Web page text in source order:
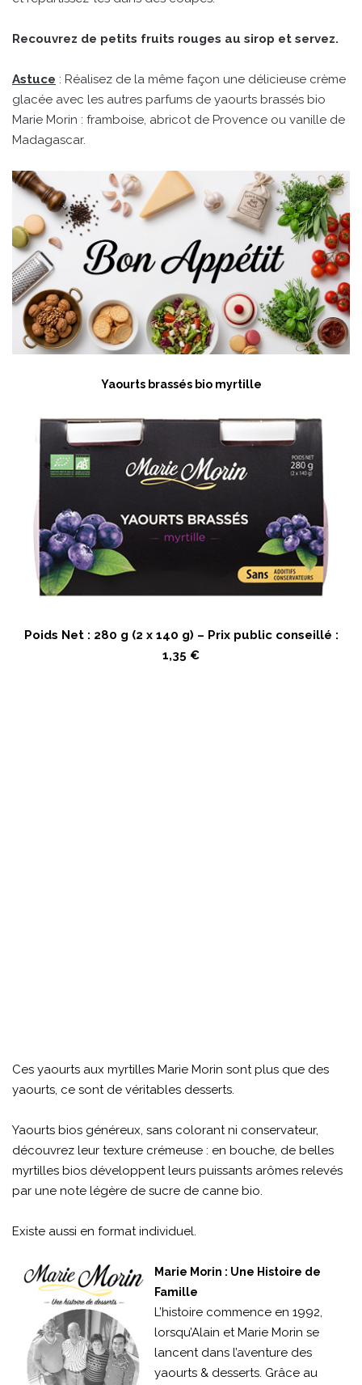
Recouvrez de petits fruits rouges au sirop et servez.
Astuce : Réalisez de la même façon une délicieuse crème
glacée avec les autres parfums de yaourts brassés bio
Marie Morin : framboise, abricot de Provence ou vanille de
Madagascar.
Yaourts brassés bio myrtille
Poids Net : 280 g (2 x 140 g) – Prix public conseillé :
1,35 €
Ces yaourts aux myrtilles Marie Morin sont plus que des
yaourts, ce sont de véritables desserts.
Yaourts bios généreux, sans colorant ni conservateur,
découvrez leur texture crémeuse : en bouche, de belles
myrtilles bios développent leurs puissants arômes relevés
par une note légère de sucre de canne bio.
Existe aussi en format individuel.
Marie Morin : Une Histoire de
Famille
L’histoire commence en 1992,
lorsqu’Alain et Marie Morin se
lancent dans l’aventure des
yaourts & desserts. Grâce au